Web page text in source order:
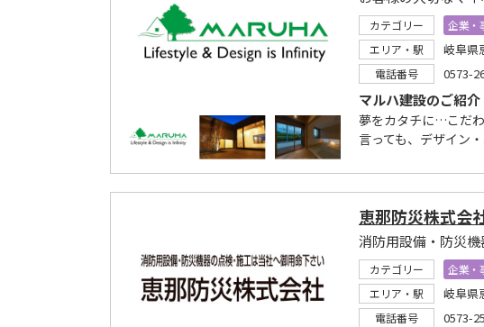
カテゴリー 企業・
エリア・駅
岐阜県
電話番号 0573-
マルハ建設のご紹介
夢をカタチに…こだ
言っても、デザイン
恵那防災株式会
消防用設備・防災
カテゴリー 企業・
エリア・駅
岐阜県
電話番号 0573-